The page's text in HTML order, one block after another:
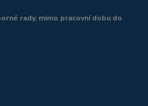
rady, mimo pracovní dobu do